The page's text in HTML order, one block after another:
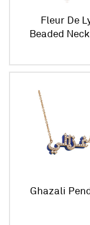
Fleur De
Beaded
Ghazali